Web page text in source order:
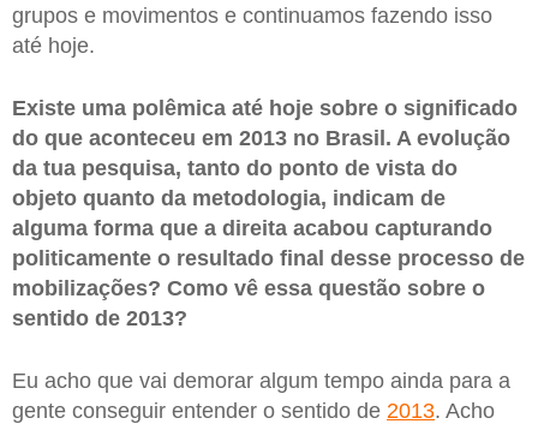
grupos e movimentos e continuamos fazendo isso
até hoje.
Existe uma polêmica até hoje sobre o significado
do que aconteceu em 2013 no Brasil. A evolução
da tua pesquisa, tanto do ponto de vista do
objeto quanto da metodologia, indicam de
alguma forma que a direita acabou capturando
politicamente o resultado final desse processo de
mobilizações? Como vê essa questão sobre o
sentido de 2013?
Eu acho que vai demorar algum tempo ainda para a
gente conseguir entender o sentido de 2013. Acho